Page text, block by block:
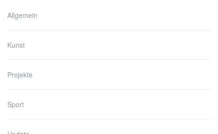
Allgemein
Kunst
Projekte
Sport